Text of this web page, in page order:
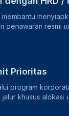
membantu
penawaran resmi
Prioritas
program
jalur khusus alokasi